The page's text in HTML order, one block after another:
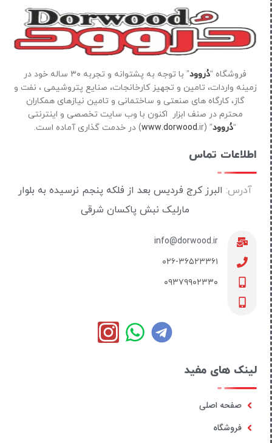
فروشگاه “دُروود
” با توجه به پشتوانه و تجربه ۳۰ ساله خود در
زمینه واردات، تامین و تجهیز کارخانجات، صنایع پتروشیمی ، نفت و
گاز، کارگاه های صنعتی و ساختمانی و تامین نیازهای همکاران
محترم در صنف ابزار اکنون با وب سایت تخصصی و اینترنتی
“دُروود” (
www.dorwood.ir) در خدمت گذاری آماده است.
اطلاعات تماس
آدرس: البرز کرج فردیس بعد از فلکه پنجم نرسیده به بلوار
مارلیک نبش پاکسان شرقی
info@dorwood.ir
۰۲۶-۳۶۵۲۳۳۶۱
۰۹۳۷۹۹۰۲۳۳۰
لینک های مفید
صفحه اصلی
فروشگاه